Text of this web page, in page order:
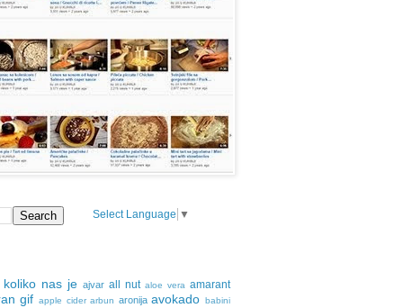
Select Language ▼
koliko nas je ajvar all nut aloe vera amarant
gif apple cider arbun aronija avokado babini